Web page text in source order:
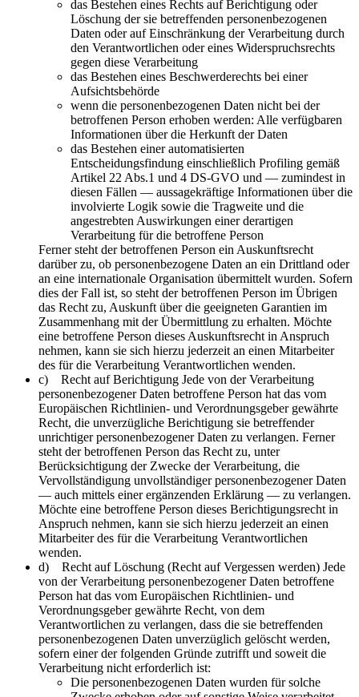
das Bestehen eines Rechts auf Berichtigung oder
Löschung der sie betreffenden personenbezogenen
Daten oder auf Einschränkung der Verarbeitung durch
den Verantwortlichen oder eines Widerspruchsrechts
gegen diese Verarbeitung
das Bestehen eines Beschwerderechts bei einer
Aufsichtsbehörde
wenn die personenbezogenen Daten nicht bei der
betroffenen Person erhoben werden: Alle verfügbaren
Informationen über die Herkunft der Daten
das Bestehen einer automatisierten
Entscheidungsfindung einschließlich Profiling gemäß
Artikel 22 Abs.1 und 4 DS-GVO und — zumindest in
diesen Fällen — aussagekräftige Informationen über die
involvierte Logik sowie die Tragweite und die
angestrebten Auswirkungen einer derartigen
Verarbeitung für die betroffene Person
Ferner steht der betroffenen Person ein Auskunftsrecht
darüber zu, ob personenbezogene Daten an ein Drittland oder
an eine internationale Organisation übermittelt wurden. Sofern
dies der Fall ist, so steht der betroffenen Person im Übrigen
das Recht zu, Auskunft über die geeigneten Garantien im
Zusammenhang mit der Übermittlung zu erhalten. Möchte
eine betroffene Person dieses Auskunftsrecht in Anspruch
nehmen, kann sie sich hierzu jederzeit an einen Mitarbeiter
des für die Verarbeitung Verantwortlichen wenden.
c) Recht auf Berichtigung Jede von der Verarbeitung
personenbezogener Daten betroffene Person hat das vom
Europäischen Richtlinien- und Verordnungsgeber gewährte
Recht, die unverzügliche Berichtigung sie betreffender
unrichtiger personenbezogener Daten zu verlangen. Ferner
steht der betroffenen Person das Recht zu, unter
Berücksichtigung der Zwecke der Verarbeitung, die
Vervollständigung unvollständiger personenbezogener Daten
— auch mittels einer ergänzenden Erklärung — zu verlangen.
Möchte eine betroffene Person dieses Berichtigungsrecht in
Anspruch nehmen, kann sie sich hierzu jederzeit an einen
Mitarbeiter des für die Verarbeitung Verantwortlichen
wenden.
d) Recht auf Löschung (Recht auf Vergessen werden) Jede
von der Verarbeitung personenbezogener Daten betroffene
Person hat das vom Europäischen Richtlinien- und
Verordnungsgeber gewährte Recht, von dem
Verantwortlichen zu verlangen, dass die sie betreffenden
personenbezogenen Daten unverzüglich gelöscht werden,
sofern einer der folgenden Gründe zutrifft und soweit die
Verarbeitung nicht erforderlich ist:
Die personenbezogenen Daten wurden für solche